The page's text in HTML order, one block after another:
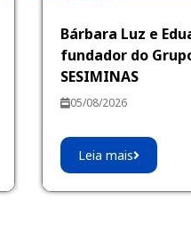
Bárbara Luz e
fundador do
SESIMINAS
05/08/2026
Leia mais